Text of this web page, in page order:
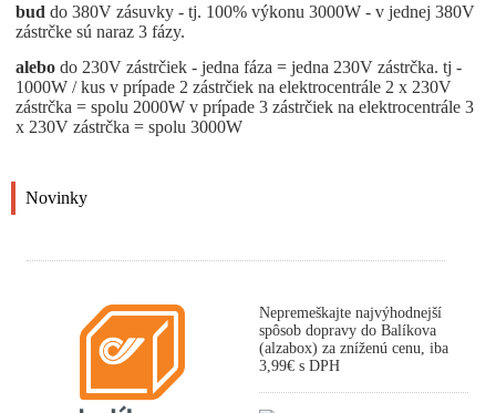
bud do 380V zásuvky - tj. 100% výkonu 3000W - v jednej 380V
zástrčke sú naraz 3 fázy.
alebo do 230V zástrčiek - jedna fáza = jedna 230V zástrčka. tj -
1000W / kus v prípade 2 zástrčiek na elektrocentrále 2 x 230V
zástrčka = spolu 2000W v prípade 3 zástrčiek na elektrocentrále 3
x 230V zástrčka = spolu 3000W
Novinky
Nepremeškajte najvýhodnejší
spôsob dopravy do Balíkova
(alzabox) za zníženú cenu, iba
3,99€ s DPH